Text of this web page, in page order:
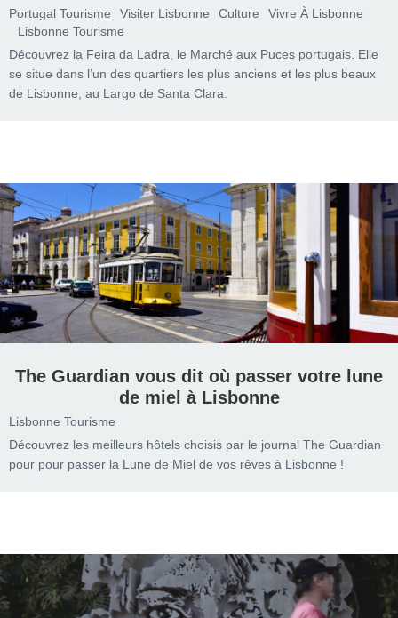
Portugal Tourisme Visiter Lisbonne Culture
Vivre À Lisbonne
Lisbonne Tourisme
Découvrez la Feira da Ladra, le Marché aux Puces portugais. Elle
se situe dans l’un des quartiers les plus anciens et les plus beaux
de Lisbonne, au Largo de Santa Clara.
The Guardian vous dit où passer votre lune
de miel à Lisbonne
Lisbonne Tourisme
Découvrez les meilleurs hôtels choisis par le journal The Guardian
pour pour passer la Lune de Miel de vos rêves à Lisbonne !